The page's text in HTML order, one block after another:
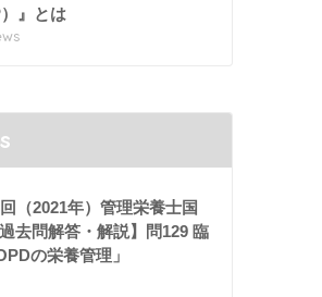
）』とは
回（2021年）管理栄養士国
去問解答・解説】問129 臨
の栄養管理」